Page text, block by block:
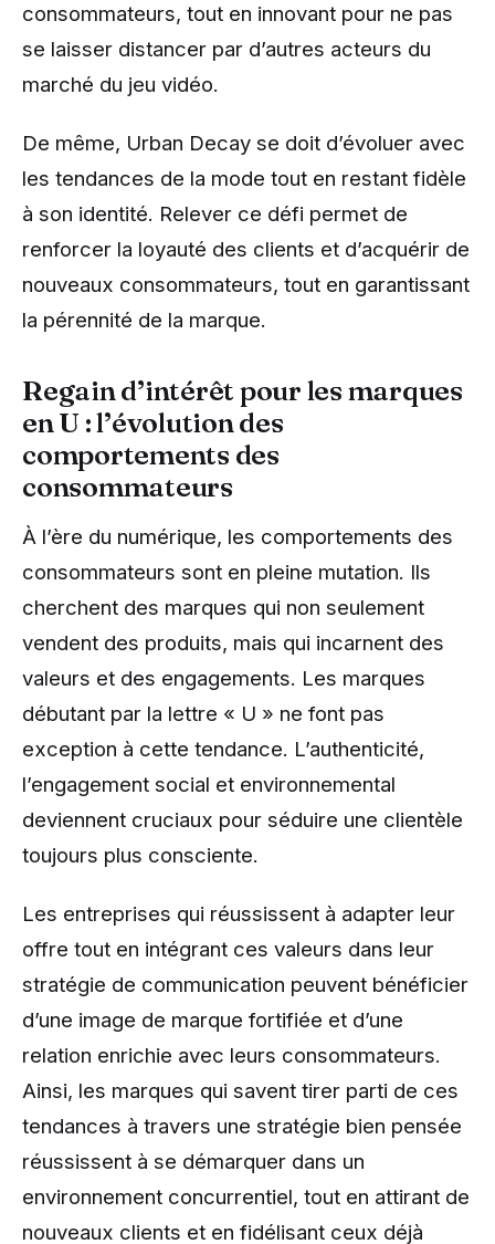
consommateurs, tout en innovant pour ne pas
se laisser distancer par d’autres acteurs du
marché du jeu vidéo.
De même, Urban Decay se doit d’évoluer avec
les tendances de la mode tout en restant fidèle
à son identité. Relever ce défi permet de
renforcer la loyauté des clients et d’acquérir de
nouveaux consommateurs, tout en garantissant
la pérennité de la marque.
Regain d’intérêt pour les marques
en U : l’évolution des
comportements des
consommateurs
À l’ère du numérique, les comportements des
consommateurs sont en pleine mutation. Ils
cherchent des marques qui non seulement
vendent des produits, mais qui incarnent des
valeurs et des engagements. Les marques
débutant par la lettre « U » ne font pas
exception à cette tendance. L’authenticité,
l’engagement social et environnemental
deviennent cruciaux pour séduire une clientèle
toujours plus consciente.
Les entreprises qui réussissent à adapter leur
offre tout en intégrant ces valeurs dans leur
stratégie de communication peuvent bénéficier
d’une image de marque fortifiée et d’une
relation enrichie avec leurs consommateurs.
Ainsi, les marques qui savent tirer parti de ces
tendances à travers une stratégie bien pensée
réussissent à se démarquer dans un
environnement concurrentiel, tout en attirant de
nouveaux clients et en fidélisant ceux déjà